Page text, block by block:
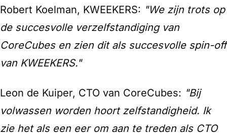
Robert Koelman, KWEEKERS: "We zijn trots op
de succesvolle verzelfstandiging van
CoreCubes en zien dit als succesvolle spin-off
van KWEEKERS."
Leon de Kuiper, CTO van CoreCubes: "Bij
volwassen worden hoort zelfstandigheid. Ik
zie het als een eer om aan te treden als CTO